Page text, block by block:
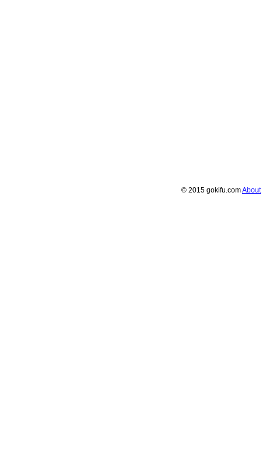
© 2015 gokifu.comAbout